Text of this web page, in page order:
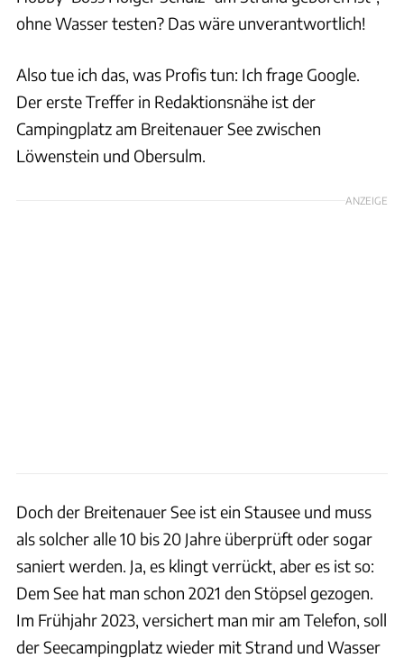
ohne Wasser testen? Das wäre unverantwortlich!
Also tue ich das, was Profis tun: Ich frage Google.
Der erste Treffer in Redaktionsnähe ist der
Campingplatz am Breitenauer See zwischen
Löwenstein und Obersulm.
ANZEIGE
Doch der Breitenauer See ist ein Stausee und muss
als solcher alle 10 bis 20 Jahre überprüft oder sogar
saniert werden. Ja, es klingt verrückt, aber es ist so:
Dem See hat man schon 2021 den Stöpsel gezogen.
Im Frühjahr 2023, versichert man mir am Telefon, soll
der Seecampingplatz wieder mit Strand und Wasser